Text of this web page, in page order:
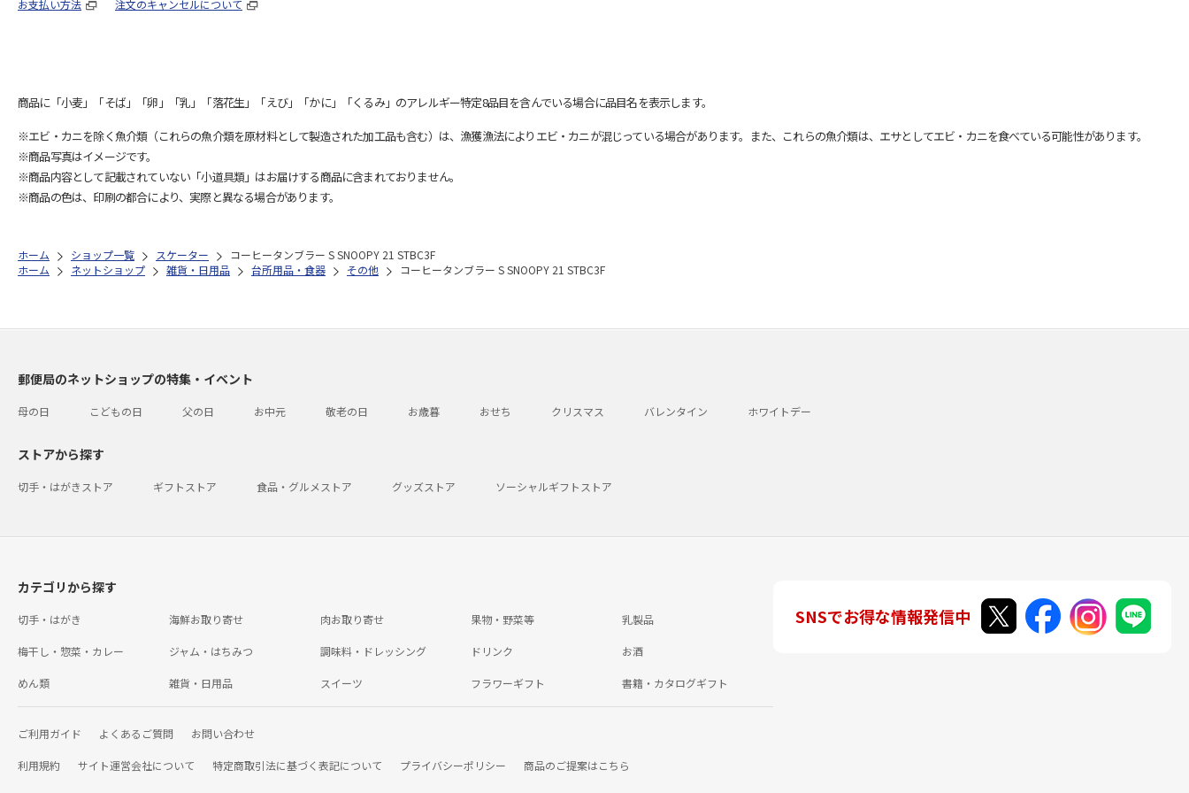
お支払い方法 注文のキャンセルについて
商品に「小麦」「そば」「卵」「乳」「落花生」「えび」「かに」「くるみ」のアレルギー特定8品目を含んでいる場合に品目名を表示します。
※エビ・カニを除く魚介類（これらの魚介類を原材料として製造された加工品も含む）は、漁獲漁法によりエビ・カニが混じっている場合があります。また、これらの魚介類は、エサとしてエビ・カニを食べている可能性があります。
※商品写真はイメージです。
※商品内容として記載されていない「小道具類」はお届けする商品に含まれておりません。
※商品の色は、印刷の都合により、実際と異なる場合があります。
ホーム ショップ一覧 スケーター
コーヒータンブラー S SNOOPY 21 STBC3F
ホーム
ネットショップ 雑貨・日用品 台所用品・食器 その他 コーヒータンブラー S SNOOPY 21 STBC3F
郵便局のネットショップの特集・イベント
母の日 こどもの日 父の日 お中元 敬老の日 お歳暮 おせち クリスマス バレンタイン ホワイトデー
ストアから探す
切手・はがきストア ギフトストア 食品・グルメストア グッズストア ソーシャルギフトストア
カテゴリから探す
切手・はがき 海鮮お取り寄せ 肉お取り寄せ 果物・野菜等 乳製品
梅干し・惣菜・カレー ジャム・はちみつ 調味料・ドレッシング ドリンク お酒
めん類 雑貨・日用品 スイーツ フラワーギフト 書籍・カタログギフト
ご利用ガイド よくあるご質問 お問い合わせ
利用規約 サイト運営会社について 特定商取引法に基づく表記について プライバシーポリシー 商品のご提案はこちら
SNSでお得な情報発信中